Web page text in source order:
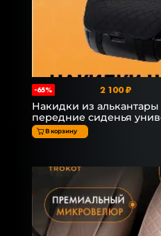
-65% 2 100 ₽
Накидки из
передние сиденья
В корзину